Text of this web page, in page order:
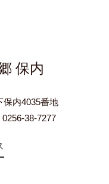
保内
保内4035番地
38-7277